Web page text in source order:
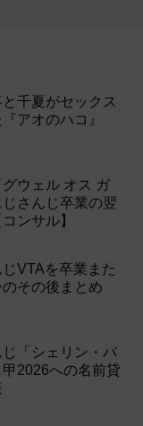
と千夏がセックス
アオのハコ』
グウェル オス ガ
さんじ卒業の翌
ンサル】
じVTAを卒業また
その後まとめ
じ「シェリン・バ
2026への名前貸